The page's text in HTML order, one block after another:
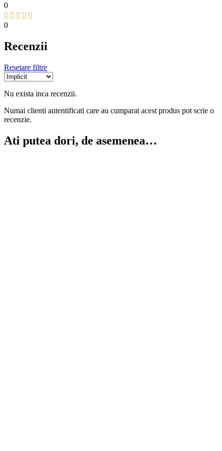
0
0
Recenzii
Resetare filtre
Nu exista inca recenzii.
Numai clienti autentificati care au cumparat acest produs pot scrie o
recenzie.
Ati putea dori, de asemenea…